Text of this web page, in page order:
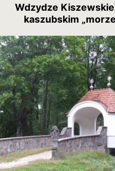
Wdzydze
kaszubskim